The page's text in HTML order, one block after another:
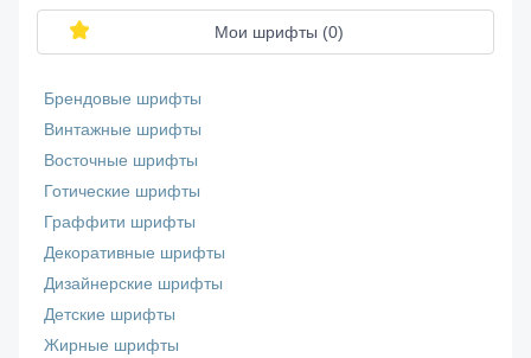
Мои шрифты (0)
Брендовые шрифты
Винтажные шрифты
Восточные шрифты
Готические шрифты
Граффити шрифты
Декоративные шрифты
Дизайнерские шрифты
Детские шрифты
Жирные шрифты